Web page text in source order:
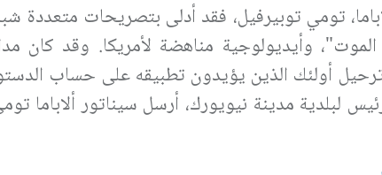
تومي توبيرفيل، فقد أدلى بتصريحات متعددة
الموت"، وأيديولوجية مناهضة لأمريكا. وقد
أولئك الذين يؤيدون تطبيقه على حساب
لبلدية مدينة نيويورك، أرسل سيناتور ألاباما